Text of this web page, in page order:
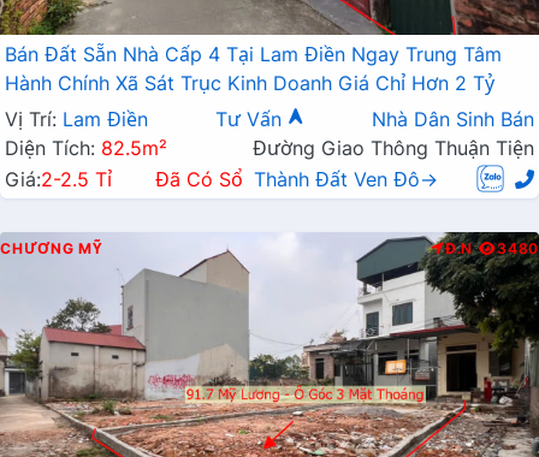
Bán Đất Sẵn Nhà Cấp 4 Tại Lam Điền Ngay Trung Tâm
Hành Chính Xã Sát Trục Kinh Doanh Giá Chỉ Hơn 2 Tỷ
Vị Trí: Lam Điền Tư Vấn
Nhà Dân Sinh Bán
Diện Tích: 82.5m²
Đường Giao Thông Thuận Tiện
Giá:2-2.5 Tỉ Đã Có Sổ Thành Đất Ven Đô→
CHƯƠNG MỸ Đ.N 3480